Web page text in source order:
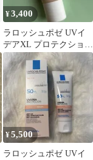
¥3,400
ラロッシュポゼ UVイ
デアXL プロテクション
トーンアップ ローズ
¥5,500
ラロッシュポゼ UVイ